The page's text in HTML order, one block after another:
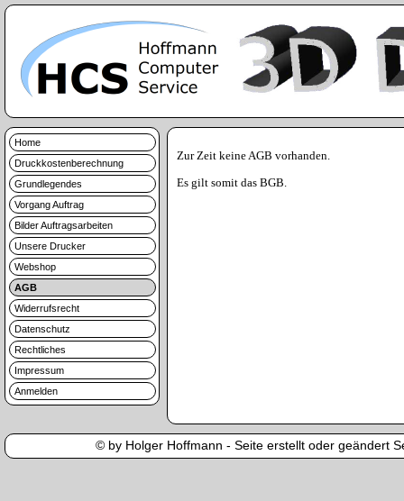
Home
Druckkostenberechnung
Grundlegendes
Vorgang Auftrag
Bilder Auftragsarbeiten
Unsere Drucker
Webshop
AGB
Widerrufsrecht
Datenschutz
Rechtliches
Impressum
Anmelden
Zur Zeit keine AGB vorhanden.
Es gilt somit das BGB.
© by Holger Hoffmann - Seite erstellt oder geändert